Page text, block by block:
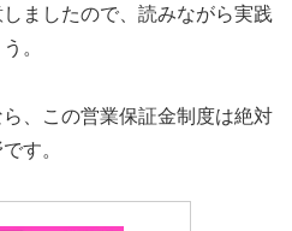
ましたので、読みながら実践
。
、この営業保証金制度は絶対
す。